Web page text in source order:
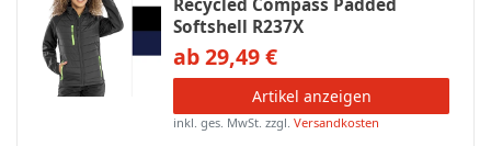
Recycled Compass Padded
Softshell R237X
ab 29,49 €
Artikel anzeigen
inkl. ges. MwSt. zzgl.Versandkosten